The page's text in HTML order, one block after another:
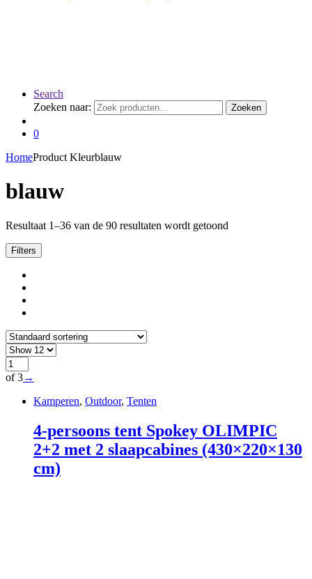
Search
Zoeken naar:
Zoeken
0
HomeProduct Kleurblauw
blauw
Resultaat 1–36 van de 90 resultaten wordt getoond
Filters
of 3→
Kamperen, Outdoor, Tenten
4-persoons tent Spokey OLIMPIC
2+2 met 2 slaapcabines (430×220×130
cm)